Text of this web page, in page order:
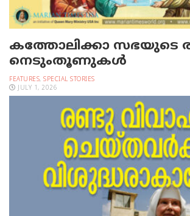
കത്തോലിക്കാ സഭയുടെ
നെടുംതൂണുകള്‍
FEATURES, SPECIAL STORIES
JULY 1, 2026